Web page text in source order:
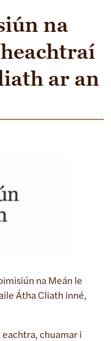
na
ar an
na Meán le
Átha Cliath inné,
eachtra, chuamar i